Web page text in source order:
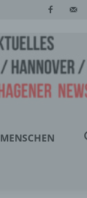
MENSCHEN